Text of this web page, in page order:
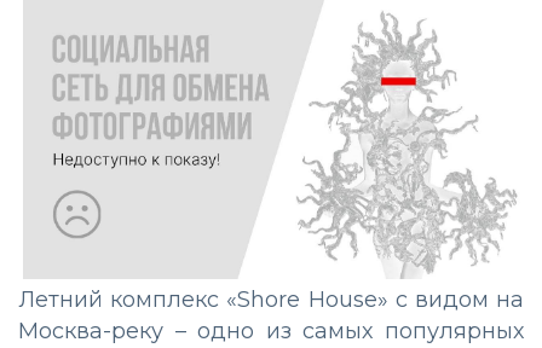
Летний комплекс «Shore House» с видом на
Москва-реку – одно из самых популярных